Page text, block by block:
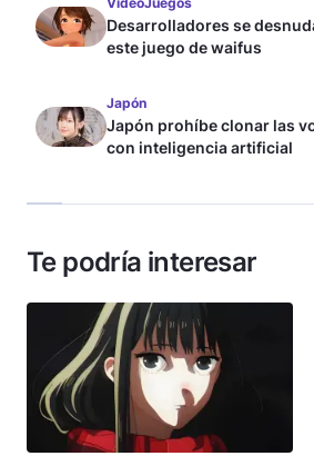
Desarrolladores se
este juego de waifus
Japón
Japón prohíbe clonar las
con inteligencia artificial
Te podría interesar